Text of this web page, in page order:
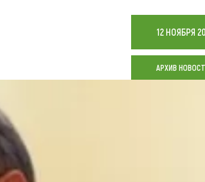
добраться
прославившие Алтай
Карты и буклеты
12 НОЯБРЯ
АРХИВ